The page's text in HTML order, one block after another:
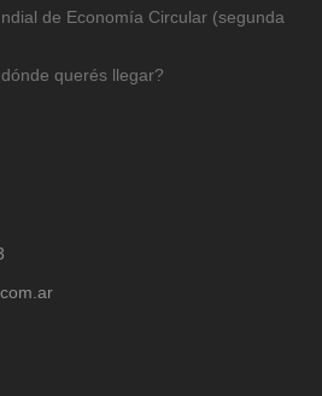
de Economía Circular (segunda
querés llegar?